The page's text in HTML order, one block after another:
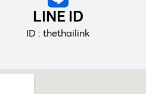
LINE ID
ID : thethailink